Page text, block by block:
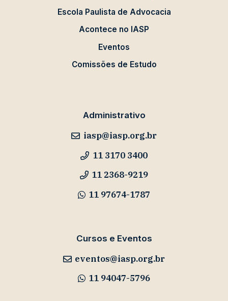
Escola Paulista de Advocacia
Acontece no IASP
Eventos
Comissões de Estudo
Administrativo
iasp@iasp.org.br
11 3170 3400
11 2368-9219
11 97674-1787
Cursos e Eventos
eventos@iasp.org.br
11 94047-5796